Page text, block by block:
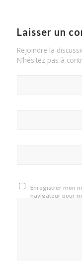
Laisser un
Rejoindre la
N’hésitez pas à
Enregistrer mon
navigateur pour